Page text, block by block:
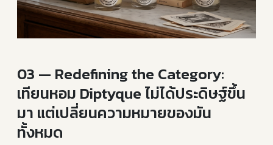
03 — Redefining the Category:
เทียนหอม Diptyque ไม่ได้ประดิษฐ์ขึ้น
มา แต่เปลี่ยนความหมายของมัน
ทั้งหมด